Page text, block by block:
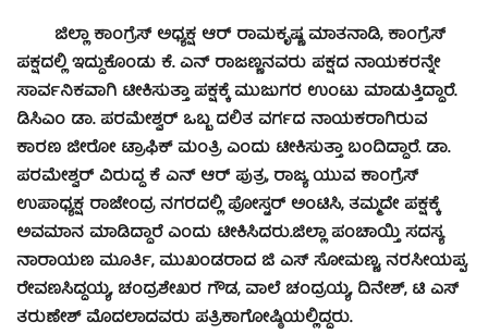
ಜಿಲ್ಲಾ ಕಾಂಗ್ರೆಸ್ ಅಧ್ಯಕ್ಷ ಆರ್ ರಾಮಕೃಷ್ಣ ಮಾತನಾಡಿ, ಕಾಂಗ್ರೆಸ್
ಪಕ್ಷದಲ್ಲಿ ಇದ್ದುಕೊಂಡು ಕೆ. ಎನ್ ರಾಜಣ್ಣನವರು ಪಕ್ಷದ ನಾಯಕರನ್ನೇ
ಸಾರ್ವನಿಕವಾಗಿ ಟೀಕಿಸುತ್ತಾ ಪಕ್ಷಕ್ಕೆ ಮುಜುಗರ ಉಂಟು ಮಾಡುತ್ತಿದ್ದಾರೆ.
ಡಿಸಿಎಂ ಡಾ. ಪರಮೇಶ್ವರ್ ಒಬ್ಬ ದಲಿತ ವರ್ಗದ ನಾಯಕರಾಗಿರುವ
ಕಾರಣ ಜೀರೋ ಟ್ರಾಫಿಕ್ ಮಂತ್ರಿ ಎಂದು ಟೀಕಿಸುತ್ತಾ ಬಂದಿದ್ದಾರೆ. ಡಾ.
ಪರಮೇಶ್ವರ್ ವಿರುದ್ಧ ಕೆ ಎನ್ ಆರ್ ಪುತ್ರ, ರಾಜ್ಯ ಯುವ ಕಾಂಗ್ರೆಸ್
ಉಪಾಧ್ಯಕ್ಷ ರಾಜೇಂದ್ರ ನಗರದಲ್ಲಿ ಪೋಸ್ಟರ್ ಅಂಟಿಸಿ, ತಮ್ಮದೇ ಪಕ್ಷಕ್ಕೆ
ಅವಮಾನ ಮಾಡಿದ್ದಾರೆ ಎಂದು ಟೀಕಿಸಿದರು.ಜಿಲ್ಲಾ ಪಂಚಾಯ್ತಿ ಸದಸ್ಯ
ನಾರಾಯಣ ಮೂರ್ತಿ, ಮುಖಂಡರಾದ ಜಿ ಎಸ್ ಸೋಮಣ್ಣ, ನರಸೀಯಪ್ಪ,
ರೇವಣಸಿದ್ದಯ್ಯ, ಚಂದ್ರಶೇಖರ ಗೌಡ, ವಾಲೆ ಚಂದ್ರಯ್ಯ, ದಿನೇಶ್, ಟಿ ಎಸ್
ತರುಣೇಶ್ ಮೊದಲಾದವರು ಪತ್ರಿಕಾಗೋಷ್ಠಿಯಲ್ಲಿದ್ದರು.